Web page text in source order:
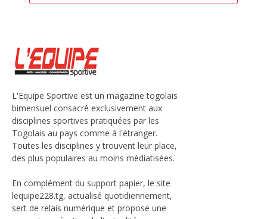
L'Equipe Sportive est un magazine togolais
bimensuel consacré exclusivement aux
disciplines sportives pratiquées par les
Togolais au pays comme à l'étranger.
Toutes les disciplines y trouvent leur place,
des plus populaires au moins médiatisées.
En complément du support papier, le site
lequipe228.tg, actualisé quotidiennement,
sert de relais numérique et propose une